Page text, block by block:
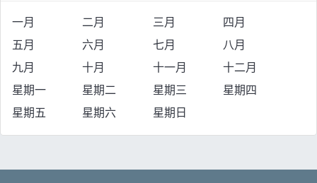
一月 二月 三月
四月
五月
六月 七月
八月
九月
十月 十一月
十二月
星期一
星期二 星期三
星期四
星期五
星期六 星期日